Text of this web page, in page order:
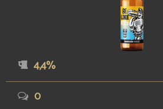
4,4%
0